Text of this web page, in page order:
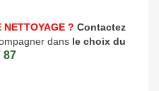
NETTOYAGE ? Contactez
dans le choix du
87